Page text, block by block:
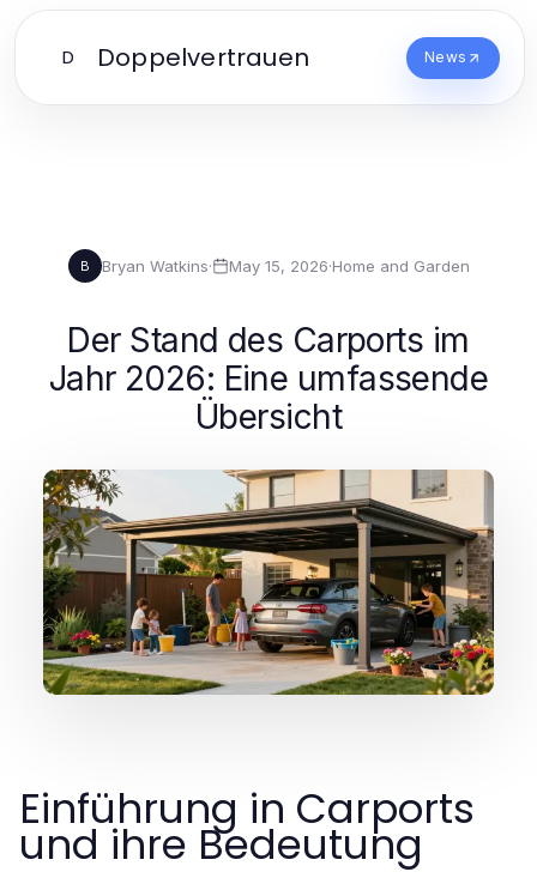
D Doppelvertrauen News
B Bryan Watkins· May 15, 2026·Home and Garden
Der Stand des Carports im
Jahr 2026: Eine umfassende
Übersicht
Einführung in Carports
und ihre Bedeutung